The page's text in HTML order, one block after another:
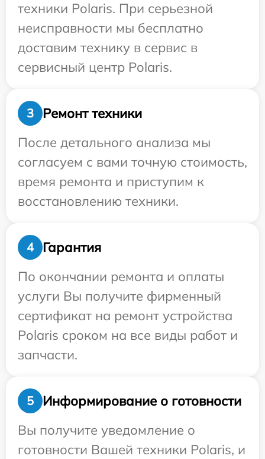
техники Polaris. При серьезной
неисправности мы бесплатно
доставим технику в сервис в
сервисный центр Polaris.
3
Ремонт техники
После детального анализа мы
согласуем с вами точную стоимость,
время ремонта и приступим к
восстановлению техники.
4
Гарантия
По окончании ремонта и оплаты
услуги Вы получите фирменный
сертификат на ремонт устройства
Polaris сроком на все виды работ и
запчасти.
5
Информирование о готовности
Вы получите уведомление о
готовности Вашей техники Polaris, и